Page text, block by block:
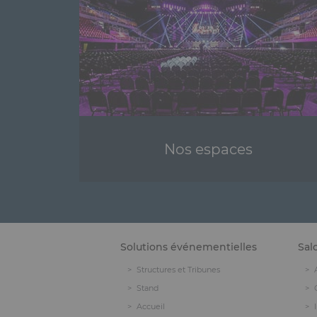
Nos espaces
Solutions événementielles
Structures et Tribunes
Stand
Accueil